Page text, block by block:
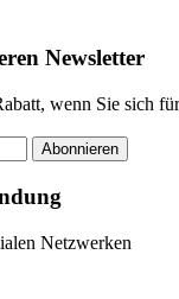
Newsletter
wenn Sie sich
Abonnieren
Netzwerken